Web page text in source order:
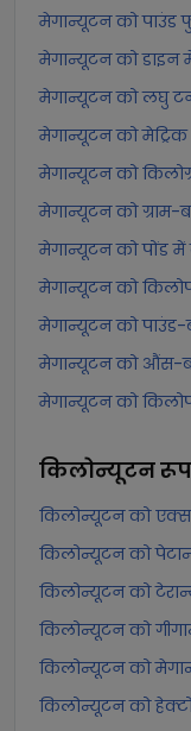
मेगान्यूटन को पाउंड
मेगान्यूटन को डाइन
मेगान्यूटन को लघु
मेगान्यूटन को
मेगान्यूटन को
मेगान्यूटन को
मेगान्यूटन को पोंड
मेगान्यूटन को
मेगान्यूटन को
मेगान्यूटन को औंस-
मेगान्यूटन को
किलोन्यूटन
किलोन्यूटन को
किलोन्यूटन को
किलोन्यूटन को
किलोन्यूटन को
किलोन्यूटन को
किलोन्यूटन को